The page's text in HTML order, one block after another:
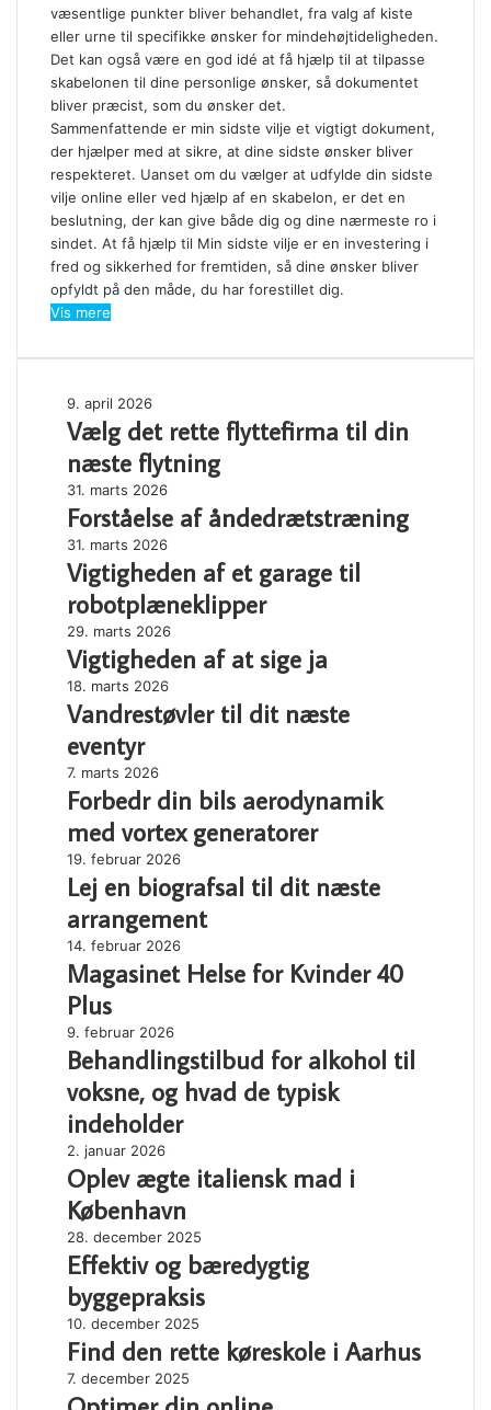
væsentlige punkter bliver behandlet, fra valg af kiste
eller urne til specifikke ønsker for mindehøjtideligheden.
Det kan også være en god idé at få hjælp til at tilpasse
skabelonen til dine personlige ønsker, så dokumentet
bliver præcist, som du ønsker det.
Sammenfattende er min sidste vilje et vigtigt dokument,
der hjælper med at sikre, at dine sidste ønsker bliver
respekteret. Uanset om du vælger at udfylde din sidste
vilje online eller ved hjælp af en skabelon, er det en
beslutning, der kan give både dig og dine nærmeste ro i
sindet. At få hjælp til Min sidste vilje er en investering i
fred og sikkerhed for fremtiden, så dine ønsker bliver
opfyldt på den måde, du har forestillet dig.
Vis mere
Vælg
det
flyttefirma
til
din
næste
flytning
9. april 2026
Vælg det rette flyttefirma til din
næste flytning
Forståelse
af
31. marts 2026
Forståelse af åndedrætstræning
Vigtigheden
af
garage
til
robotplæneklipper
31. marts 2026
Vigtigheden af et garage til
robotplæneklipper
Vigtigheden
af
ja
29. marts 2026
Vigtigheden af at sige ja
Vandrestøvler
til
næste
eventyr
18. marts 2026
Vandrestøvler til dit næste
eventyr
Forbedr
din
aerodynamik
med
vortex
7. marts 2026
Forbedr din bils aerodynamik
med vortex generatorer
Lej
en
biografsal
til
dit
næste
arrangement
19. februar 2026
Lej en biografsal til dit næste
arrangement
Magasinet
Helse
Kvinder
40
Plus
14. februar 2026
Magasinet Helse for Kvinder 40
Plus
Behandlingstilbud
for
til
voksne,
og
hvad
de
typisk
indeholder
9. februar 2026
Behandlingstilbud for alkohol til
voksne, og hvad de typisk
indeholder
Oplev
ægte
italiensk
mad
i
København
2. januar 2026
Oplev ægte italiensk mad i
København
Effektiv
og
byggepraksis
28. december 2025
Effektiv og bæredygtig
byggepraksis
Find
den
10. december 2025
Find den rette køreskole i Aarhus
Optimer
din
7. december 2025